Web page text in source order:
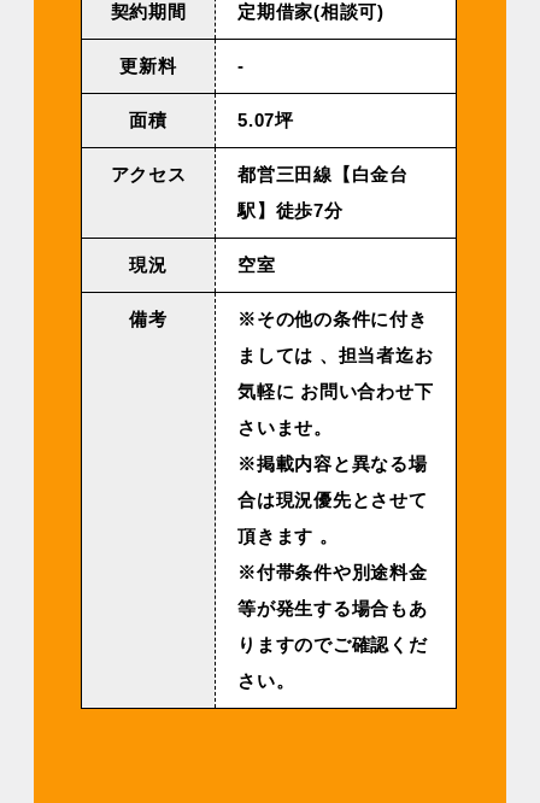
契約期間 定期借家(相談可)
更新料 -
面積 5.07坪
アクセス
都営三田線【白金台
駅】徒歩7分
現況 空室
備考
※その他の条件に付き
ましては 、担当者迄お
気軽に お問い合わせ下
さいませ。
※掲載内容と異なる場
合は現況優先とさせて
頂きます 。
※付帯条件や別途料金
等が発生する場合もあ
りますのでご確認くだ
さい。